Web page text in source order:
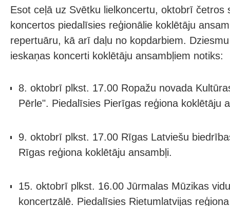
Esot ceļā uz Svētku lielkoncertu, oktobrī četros
koncertos piedalīsies reģionālie koklētāju
repertuāru, kā arī daļu no kopdarbiem.
ieskaņas koncerti koklētāju ansambļiem notiks:
8. oktobrī plkst. 17.00 Ropažu novada
Pērle". Piedalīsies Pierīgas reģiona koklētāju
9. oktobrī plkst. 17.00 Rīgas Latviešu
Rīgas reģiona koklētāju ansambļi.
15. oktobrī plkst. 16.00 Jūrmalas Mūzikas
koncertzālē. Piedalīsies Rietumlatvijas